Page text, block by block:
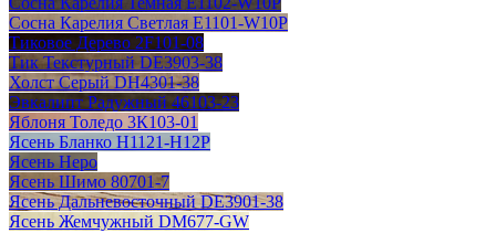
Сосна Карелия Светлая E1101-W10P
Тиковое Дерево 2F101-08
Тик Текстурный DE3903-38
Холст Серый DH4301-38
Эвкалипт Радужный 46103-23
Яблоня Толедо 3К103-01
Ясень Бланко H1121-H12P
Ясень Неро
Ясень Шимо 80701-7
Ясень Дальневосточный DE3901-38
Ясень Жемчужный DM677-GW